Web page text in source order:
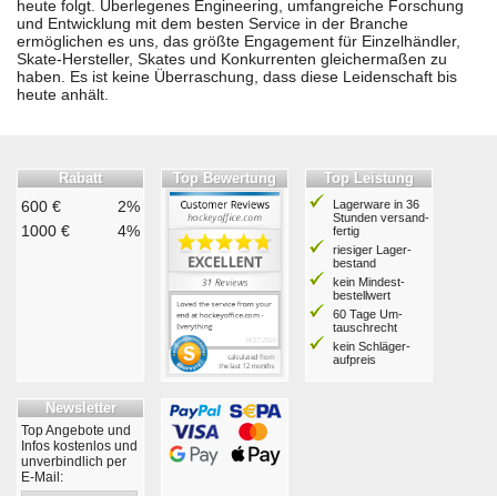
heute folgt. Überlegenes Engineering, umfangreiche Forschung
und Entwicklung mit dem besten Service in der Branche
ermöglichen es uns, das größte Engagement für Einzelhändler,
Skate-Hersteller, Skates und Konkurrenten gleichermaßen zu
haben. Es ist keine Überraschung, dass diese Leidenschaft bis
heute anhält.
Rabatt
600 €
2%
1000 €
4%
Top Bewertung Top Leistung
Lagerware in 36
Stunden ver­sand­
fertig
riesiger Lager­
bestand
kein Mindest­
bestell­wert
60 Tage Um­
tausch­recht
kein Schläger­
aufpreis
Newsletter
Top Angebote und
Infos kostenlos und
unverbindlich per
E-Mail: